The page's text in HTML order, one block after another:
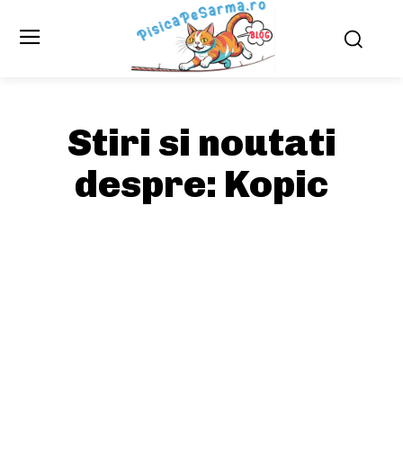
Stiri si noutati
despre: Kopic